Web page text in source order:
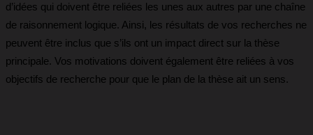
d’idées qui doivent être reliées les unes aux autres par une chaîne
de raisonnement logique. Ainsi, les résultats de vos recherches ne
peuvent être inclus que s’ils ont un impact direct sur la thèse
principale. Vos motivations doivent également être reliées à vos
objectifs de recherche pour que le plan de la thèse ait un sens.